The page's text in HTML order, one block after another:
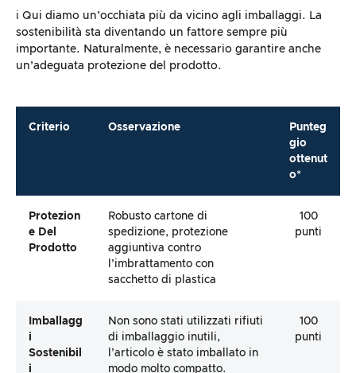
ℹ️ Qui diamo un’occhiata più da vicino agli imballaggi. La
sostenibilità sta diventando un fattore sempre più
importante. Naturalmente, è necessario garantire anche
un’adeguata protezione del prodotto.
Criterio Osservazione
Punteg
gio
ottenut
o*
Protezion
E Del
Prodotto
Robusto cartone di
spedizione, protezione
aggiuntiva contro
l’imbrattamento con
sacchetto di plastica
100
punti
Imballagg
I
Sostenibil
I
Non sono stati utilizzati rifiuti
di imballaggio inutili,
l’articolo è stato imballato in
modo molto compatto.
100
punti